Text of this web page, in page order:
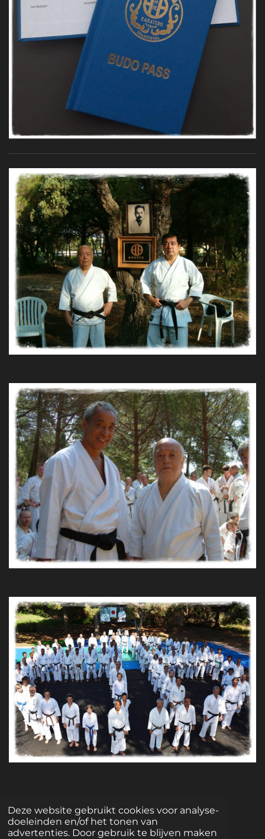
Deze website gebruikt cookies voor analyse-
doeleinden en/of het tonen van
advertenties. Door gebruik te blijven maken
© 2024 Karateschool Chōwa
Powered byJouwWeb